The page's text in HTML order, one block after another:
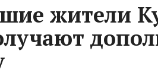
жители